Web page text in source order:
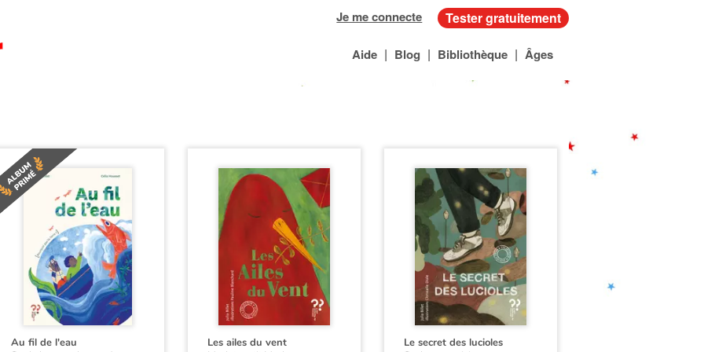
Je me connecte Tester gratuitement
Aide | Blog | Bibliothèque | Âges
Au fil de l'eau
Les ailes du vent
Le secret des lucioles